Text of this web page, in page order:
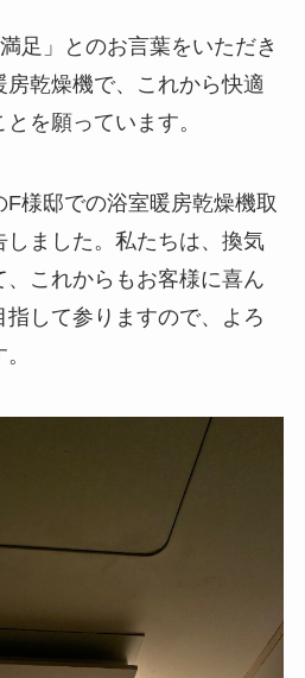
足」とのお言葉をいただき
房乾燥機で、これから快適
を願っています。
F様邸での浴室暖房乾燥機取
しました。私たちは、換気
これからもお客様に喜ん
して参りますので、よろ